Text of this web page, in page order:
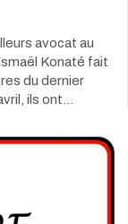
avocat au
Konaté fait
du dernier
ils ont…